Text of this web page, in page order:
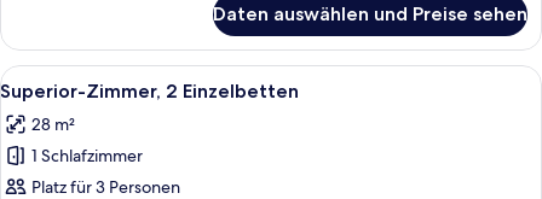
Zimmer,
2 Einzelbetten
Daten auswählen und Preise sehen
Alle
Fotos
für
Superior-
Zimmer,
Ein Hotelzimmer mit zwei Betten,
7
Superior-Zimmer, 2 Einzelbetten
28 m²
1 Schlafzimmer
Platz für 3 Personen